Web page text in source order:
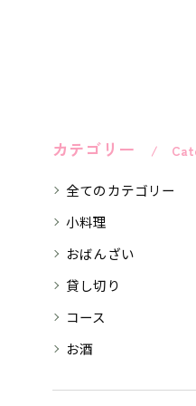
カテゴリー
全てのカテゴリー
小料理
おばんざい
貸し切り
コース
お酒